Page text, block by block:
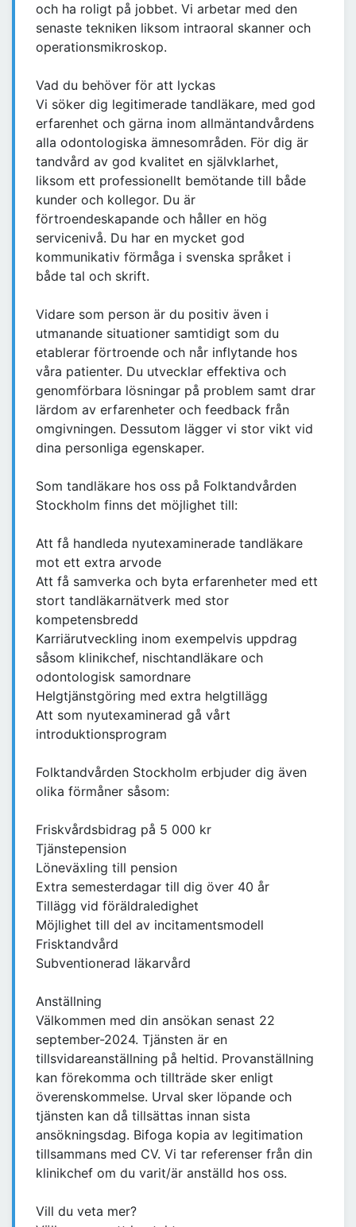
och ha roligt på jobbet. Vi arbetar med den
senaste tekniken liksom intraoral skanner och
operationsmikroskop.
Vad du behöver för att lyckas
Vi söker dig legitimerade tandläkare, med god
erfarenhet och gärna inom allmäntandvårdens
alla odontologiska ämnesområden. För dig är
tandvård av god kvalitet en självklarhet,
liksom ett professionellt bemötande till både
kunder och kollegor. Du är
förtroendeskapande och håller en hög
servicenivå. Du har en mycket god
kommunikativ förmåga i svenska språket i
både tal och skrift.
Vidare som person är du positiv även i
utmanande situationer samtidigt som du
etablerar förtroende och når inflytande hos
våra patienter. Du utvecklar effektiva och
genomförbara lösningar på problem samt drar
lärdom av erfarenheter och feedback från
omgivningen. Dessutom lägger vi stor vikt vid
dina personliga egenskaper.
Som tandläkare hos oss på Folktandvården
Stockholm finns det möjlighet till:
Att få handleda nyutexaminerade tandläkare
mot ett extra arvode
Att få samverka och byta erfarenheter med ett
stort tandläkarnätverk med stor
kompetensbredd
Karriärutveckling inom exempelvis uppdrag
såsom klinikchef, nischtandläkare och
odontologisk samordnare
Helgtjänstgöring med extra helgtillägg
Att som nyutexaminerad gå vårt
introduktionsprogram
Folktandvården Stockholm erbjuder dig även
olika förmåner såsom:
Friskvårdsbidrag på 5 000 kr
Tjänstepension
Löneväxling till pension
Extra semesterdagar till dig över 40 år
Tillägg vid föräldraledighet
Möjlighet till del av incitamentsmodell
Frisktandvård
Subventionerad läkarvård
Anställning
Välkommen med din ansökan senast 22
september-2024. Tjänsten är en
tillsvidareanställning på heltid. Provanställning
kan förekomma och tillträde sker enligt
överenskommelse. Urval sker löpande och
tjänsten kan då tillsättas innan sista
ansökningsdag. Bifoga kopia av legitimation
tillsammans med CV. Vi tar referenser från din
klinikchef om du varit/är anställd hos oss.
Vill du veta mer?